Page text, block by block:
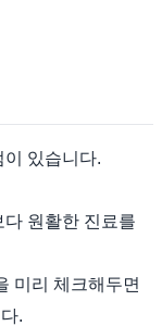
있습니다.
원활한 진료를
미리 체크해두면
.